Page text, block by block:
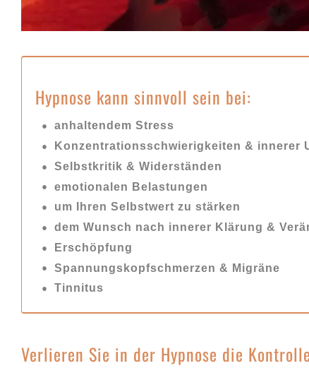
Hypnose kann sinnvoll sein bei:
anhaltendem Stress
Konzentrationsschwierigkeiten & innerer
Selbstkritik & Widerständen
emotionalen Belastungen
um Ihren Selbstwert zu stärken
dem Wunsch nach innerer Klärung &
Erschöpfung
Spannungskopfschmerzen & Migräne
Tinnitus
Verlieren Sie in der Hypnose die